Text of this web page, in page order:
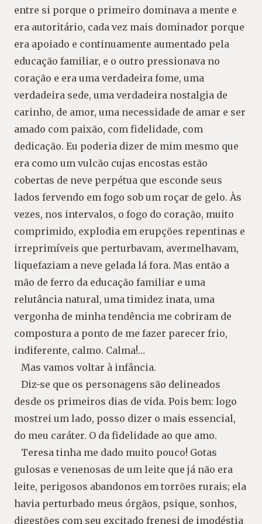
entre si porque o primeiro dominava a mente e
era autoritário, cada vez mais dominador porque
era apoiado e continuamente aumentado pela
educação familiar, e o outro pressionava no
coração e era uma verdadeira fome, uma
verdadeira sede, uma verdadeira nostalgia de
carinho, de amor, uma necessidade de amar e ser
amado com paixão, com fidelidade, com
dedicação. Eu poderia dizer de mim mesmo que
era como um vulcão cujas encostas estão
cobertas de neve perpétua que esconde seus
lados fervendo em fogo sob um roçar de gelo. Às
vezes, nos intervalos, o fogo do coração, muito
comprimido, explodia em erupções repentinas e
irreprimíveis que perturbavam, avermelhavam,
liquefaziam a neve gelada lá fora. Mas então a
mão de ferro da educação familiar e uma
relutância natural, uma timidez inata, uma
vergonha de minha tendência me cobriram de
compostura a ponto de me fazer parecer frio,
indiferente, calmo. Calma!…
Mas vamos voltar à infância.
Diz-se que os personagens são delineados
desde os primeiros dias de vida. Pois bem: logo
mostrei um lado, posso dizer o mais essencial,
do meu caráter. O da fidelidade ao que amo.
Teresa tinha me dado muito pouco! Gotas
gulosas e venenosas de um leite que já não era
leite, perigosos abandonos em torrões rurais; ela
havia perturbado meus órgãos, psique, sonhos,
digestões com seu excitado frenesi de imodéstia